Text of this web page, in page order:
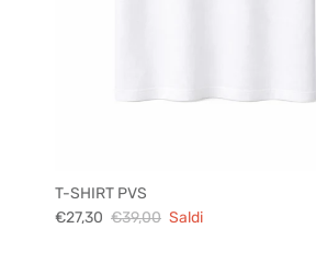
T-SHIRT PVS
€27,30 €39,00 Saldi